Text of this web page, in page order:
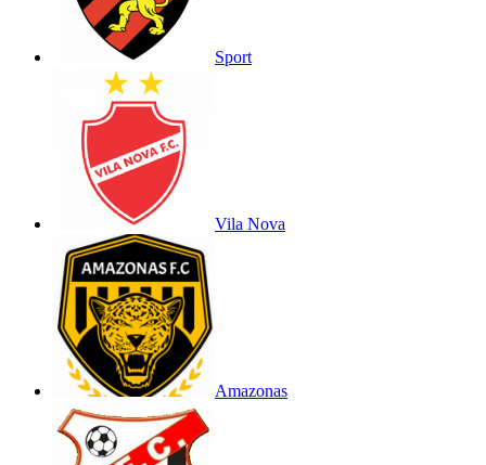
Sport
Vila Nova
Amazonas